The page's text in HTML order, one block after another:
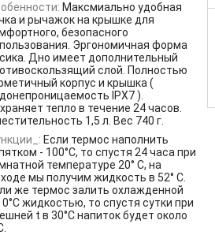
Максмиально удобная
и рычажок на крышке для
безопасного
Эргономичная форма
Дно имеет дополнительный
слой. Полностью
корпус и крышка (
IPX7 ).
тепло в течение 24 часов.
1,5 л. Вес 740 г.
Если термос наполнить
- 100°С, то спустя 24 часа при
температуре 20° С, на
мы получим жидкость в 52° С.
же термос залить охлажденной
0°С жидкостью, то спустя сутки при
t в 30°С напиток будет около